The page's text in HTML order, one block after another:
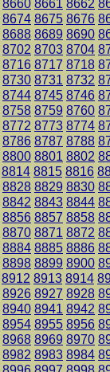
8660 8661 8662
8674 8675 8676
8688 8689 8690
8702 8703 8704
8716 8717 8718
8730 8731 8732
8744 8745 8746
8758 8759 8760
8772 8773 8774
8786 8787 8788
8800 8801 8802
8814 8815 8816
8828 8829 8830
8842 8843 8844
8856 8857 8858
8870 8871 8872
8884 8885 8886
8898 8899 8900
8912 8913 8914
8926 8927 8928
8940 8941 8942
8954 8955 8956
8968 8969 8970
8982 8983 8984